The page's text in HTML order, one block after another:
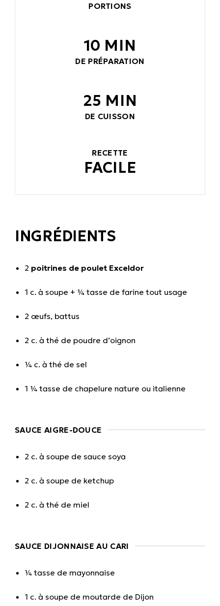
PORTIONS
10 MIN
DE PRÉPARATION
25 MIN
DE CUISSON
RECETTE
FACILE
INGRÉDIENTS
2 poitrines de poulet Exceldor
1 c. à soupe + ¼ tasse de farine tout usage
2 œufs, battus
2 c. à thé de poudre d’oignon
¼ c. à thé de sel
1 ¼ tasse de chapelure nature ou italienne
SAUCE AIGRE-DOUCE
2 c. à soupe de sauce soya
2 c. à soupe de ketchup
2 c. à thé de miel
SAUCE DIJONNAISE AU CARI
¼ tasse de mayonnaise
1 c. à soupe de moutarde de Dijon